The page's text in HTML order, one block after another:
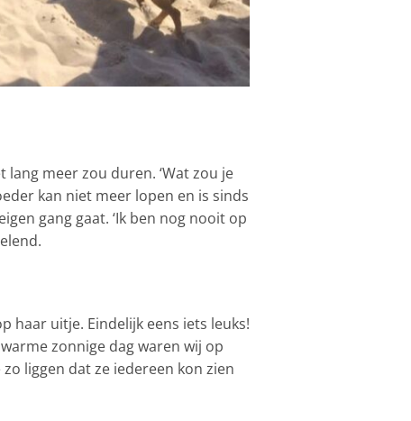
meer zou duren. ‘Wat zou je
kan niet meer lopen en is sinds
gang gaat. ‘Ik ben nog nooit op
haar uitje. Eindelijk eens iets leuks!
zonnige dag waren wij op
liggen dat ze iedereen kon zien